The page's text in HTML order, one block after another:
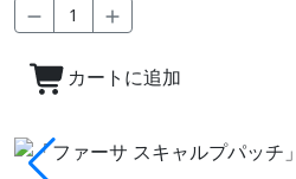
カートに追加